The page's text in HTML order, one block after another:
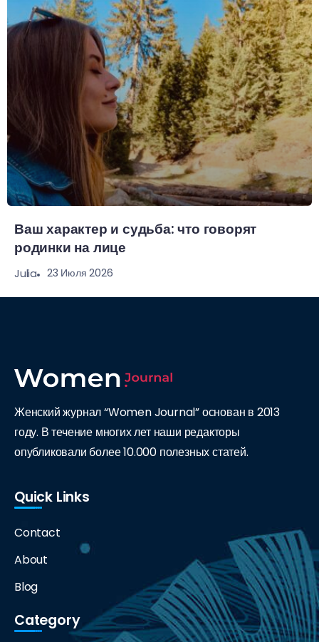
Ваш характер и судьба: что говорят
родинки на лице
Julia 23 Июля 2026
Женский журнал “Women Journal” основан в 2013
году. В течение многих лет наши редакторы
опубликовали более 10.000 полезных статей.
Quick Links
Contact
About
Blog
Category